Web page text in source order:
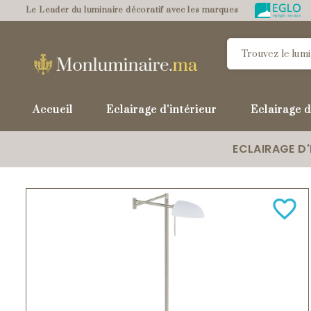
Le Leader du luminaire décoratif avec les marques
Accueil Eclairage d'intérieur Eclairage
ECLAIRAGE
favorite_border